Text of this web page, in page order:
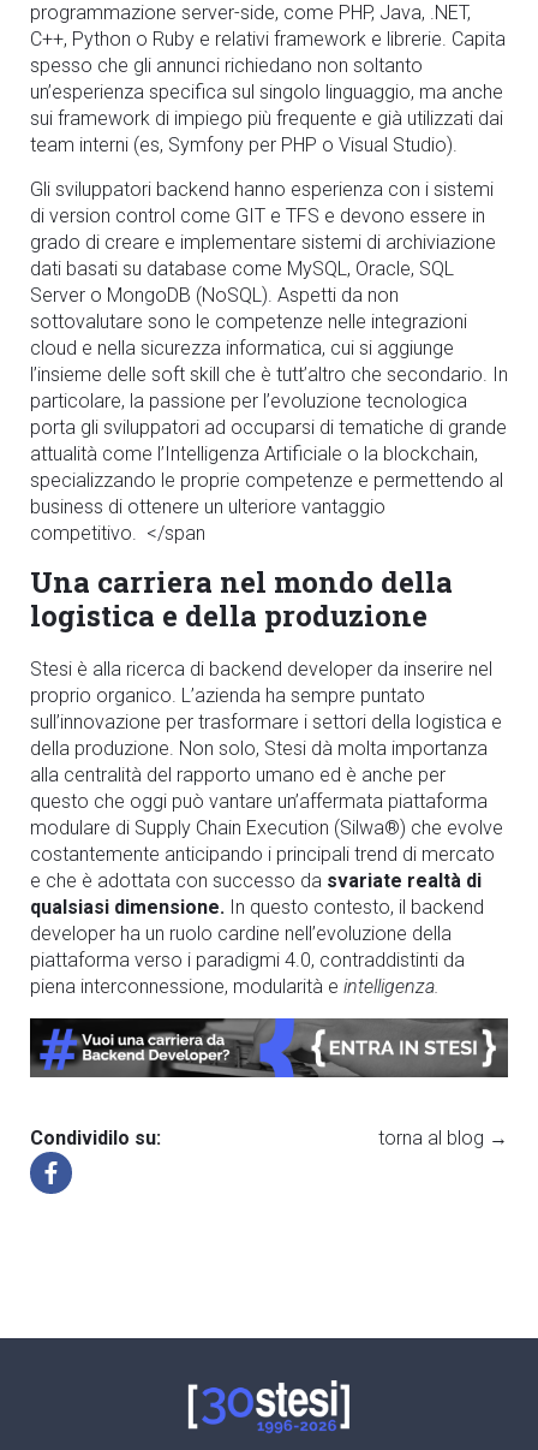
programmazione server-side, come PHP, Java, .NET,
C++, Python o Ruby e relativi framework e librerie. Capita
spesso che gli annunci richiedano non soltanto
un’esperienza specifica sul singolo linguaggio, ma anche
sui framework di impiego più frequente e già utilizzati dai
team interni (es, Symfony per PHP o Visual Studio).
Gli sviluppatori backend hanno esperienza con i sistemi
di version control come GIT e TFS e devono essere in
grado di creare e implementare sistemi di archiviazione
dati basati su database come MySQL, Oracle, SQL
Server o MongoDB (NoSQL). Aspetti da non
sottovalutare sono le competenze nelle integrazioni
cloud e nella sicurezza informatica, cui si aggiunge
l’insieme delle soft skill che è tutt’altro che secondario. In
particolare, la passione per l’evoluzione tecnologica
porta gli sviluppatori ad occuparsi di tematiche di grande
attualità come l’Intelligenza Artificiale o la blockchain,
specializzando le proprie competenze e permettendo al
business di ottenere un ulteriore vantaggio
competitivo. </span
Una carriera nel mondo della
logistica e della produzione
Stesi è alla ricerca di backend developer da inserire nel
proprio organico. L’azienda ha sempre puntato
sull’innovazione per trasformare i settori della logistica e
della produzione. Non solo, Stesi dà molta importanza
alla centralità del rapporto umano ed è anche per
questo che oggi può vantare un’affermata piattaforma
modulare di Supply Chain Execution (Silwa®) che evolve
costantemente anticipando i principali trend di mercato
e che è adottata con successo da svariate realtà di
qualsiasi dimensione. In questo contesto, il backend
developer ha un ruolo cardine nell’evoluzione della
piattaforma verso i paradigmi 4.0, contraddistinti da
piena interconnessione, modularità e intelligenza.
Condividilo su: torna al blog →